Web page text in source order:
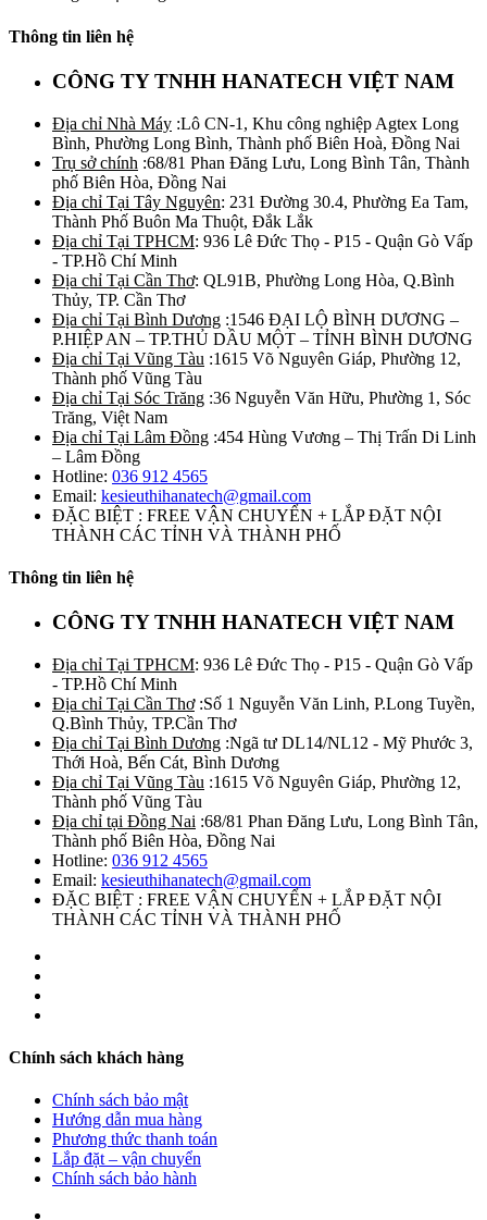
Thông tin liên hệ
CÔNG TY TNHH HANATECH VIỆT NAM
Địa chỉ Nhà Máy :Lô CN-1, Khu công nghiệp Agtex Long
Bình, Phường Long Bình, Thành phố Biên Hoà, Đồng Nai
Trụ sở chính :68/81 Phan Đăng Lưu, Long Bình Tân, Thành
phố Biên Hòa, Đồng Nai
Địa chỉ Tại Tây Nguyên: 231 Đường 30.4, Phường Ea Tam,
Thành Phố Buôn Ma Thuột, Đắk Lắk
Địa chỉ Tại TPHCM: 936 Lê Đức Thọ - P15 - Quận Gò Vấp
- TP.Hồ Chí Minh
Địa chỉ Tại Cần Thơ: QL91B, Phường Long Hòa, Q.Bình
Thủy, TP. Cần Thơ
Địa chỉ Tại Bình Dương :1546 ĐẠI LỘ BÌNH DƯƠNG –
P.HIỆP AN – TP.THỦ DẦU MỘT – TỈNH BÌNH DƯƠNG
Địa chỉ Tại Vũng Tàu :1615 Võ Nguyên Giáp, Phường 12,
Thành phố Vũng Tàu
Địa chỉ Tại Sóc Trăng :36 Nguyễn Văn Hữu, Phường 1, Sóc
Trăng, Việt Nam
Địa chỉ Tại Lâm Đồng :454 Hùng Vương – Thị Trấn Di Linh
– Lâm Đồng
Hotline: 036 912 4565
Email: kesieuthihanatech@gmail.com
ĐẶC BIỆT : FREE VẬN CHUYỂN + LẮP ĐẶT NỘI
THÀNH CÁC TỈNH VÀ THÀNH PHỐ
Thông tin liên hệ
CÔNG TY TNHH HANATECH VIỆT NAM
Địa chỉ Tại TPHCM: 936 Lê Đức Thọ - P15 - Quận Gò Vấp
- TP.Hồ Chí Minh
Địa chỉ Tại Cần Thơ:Số 1 Nguyễn Văn Linh, P.Long Tuyền,
Q.Bình Thủy, TP.Cần Thơ
Địa chỉ Tại Bình Dương :Ngã tư DL14/NL12 - Mỹ Phước 3,
Thới Hoà, Bến Cát, Bình Dương
Địa chỉ Tại Vũng Tàu :1615 Võ Nguyên Giáp, Phường 12,
Thành phố Vũng Tàu
Địa chỉ tại Đồng Nai :68/81 Phan Đăng Lưu, Long Bình Tân,
Thành phố Biên Hòa, Đồng Nai
Hotline: 036 912 4565
Email: kesieuthihanatech@gmail.com
ĐẶC BIỆT : FREE VẬN CHUYỂN + LẮP ĐẶT NỘI
THÀNH CÁC TỈNH VÀ THÀNH PHỐ
Chính sách khách hàng
Chính sách bảo mật
Hướng dẫn mua hàng
Phương thức thanh toán
Lắp đặt – vận chuyển
Chính sách bảo hành